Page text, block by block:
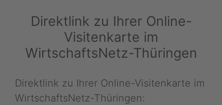
Direktlink zu Ihrer Online-
Visitenkarte im
WirtschaftsNetz-Thüringen
Direktlink zu Ihrer Online-Visitenkarte im
WirtschaftsNetz-Thüringen: